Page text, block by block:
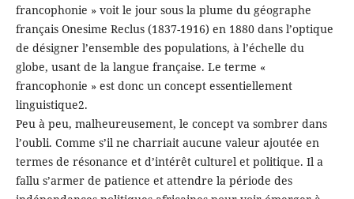
francophonie » voit le jour sous la plume du géographe
français Onesime Reclus (1837-1916) en 1880 dans l’optique
de désigner l’ensemble des populations, à l’échelle du
globe, usant de la langue française. Le terme «
francophonie » est donc un concept essentiellement
linguistique2.
Peu à peu, malheureusement, le concept va sombrer dans
l’oubli. Comme s’il ne charriait aucune valeur ajoutée en
termes de résonance et d’intérêt culturel et politique. Il a
fallu s’armer de patience et attendre la période des